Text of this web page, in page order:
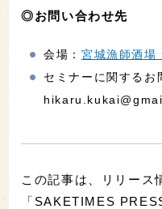
◎お問い合わせ先
会場：宮城漁師酒場
セミナーに関するお
この記事は、リリース
「SAKETIMES